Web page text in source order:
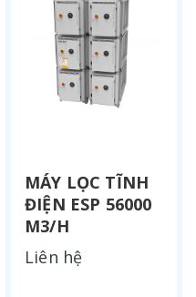
MÁY LỌC TĨNH
ĐIỆN ESP 56000
M3/H
Liên hệ